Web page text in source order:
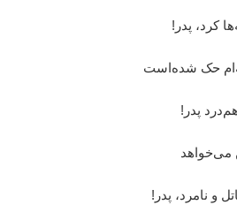
کرد، پدر!
حک شده‌است
پدر!
می‌خواهد
و نامرد، پدر!